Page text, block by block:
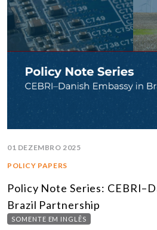
01 DEZEMBRO 2025
POLICY PAPERS
Policy Note Series:
Brazil Partnership
SOMENTE EM INGLÊS